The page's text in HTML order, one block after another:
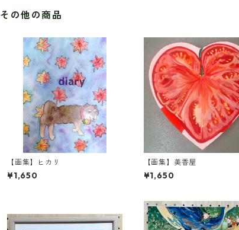
その他の商品
【画集】ヒカリ
¥1,650
【画集】美香屋
¥1,650